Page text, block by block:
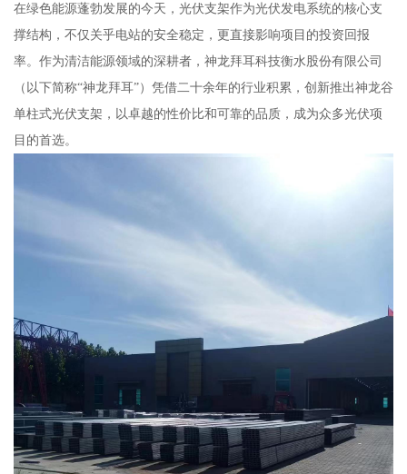
在绿色能源蓬勃发展的今天，光伏支架作为光伏发电系统的核心支
撑结构，不仅关乎电站的安全稳定，更直接影响项目的投资回报
率。作为清洁能源领域的深耕者，神龙拜耳科技衡水股份有限公司
（以下简称“神龙拜耳”）凭借二十余年的行业积累，创新推出神龙谷
单柱式光伏支架，以卓越的性价比和可靠的品质，成为众多光伏项
目的首选。